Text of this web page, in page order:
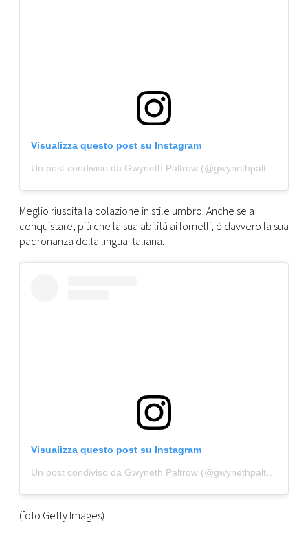
Visualizza questo post su Instagram
Un post condiviso da Gwyneth Paltrow (@gwynethpaltrow)
Meglio riuscita la colazione in stile umbro. Anche se a
conquistare, più che la sua abilità ai fornelli, è davvero la sua
padronanza della lingua italiana.
Visualizza questo post su Instagram
Un post condiviso da Gwyneth Paltrow (@gwynethpaltrow)
(foto Getty Images)